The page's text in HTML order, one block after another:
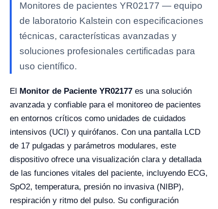
Monitores de pacientes YR02177 — equipo
de laboratorio Kalstein con especificaciones
técnicas, características avanzadas y
soluciones profesionales certificadas para
uso científico.
El Monitor de Paciente YR02177 es una solución
avanzada y confiable para el monitoreo de pacientes
en entornos críticos como unidades de cuidados
intensivos (UCI) y quirófanos. Con una pantalla LCD
de 17 pulgadas y parámetros modulares, este
dispositivo ofrece una visualización clara y detallada
de las funciones vitales del paciente, incluyendo ECG,
SpO2, temperatura, presión no invasiva (NIBP),
respiración y ritmo del pulso. Su configuración